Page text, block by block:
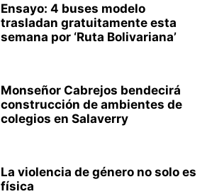
Ensayo: 4 buses modelo
trasladan gratuitamente esta
semana por ‘Ruta Bolivariana’
Monseñor Cabrejos bendecirá
construcción de ambientes de
colegios en Salaverry
La violencia de género no solo es
física